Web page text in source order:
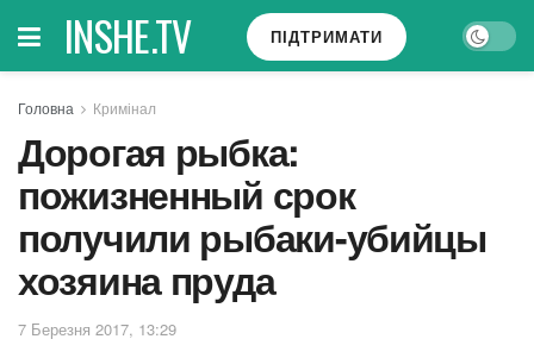
INSHE.TV ПІДТРИМАТИ
Головна Кримінал
Дорогая рыбка:
пожизненный срок
получили рыбаки-убийцы
хозяина пруда
7 Березня 2017, 13:29